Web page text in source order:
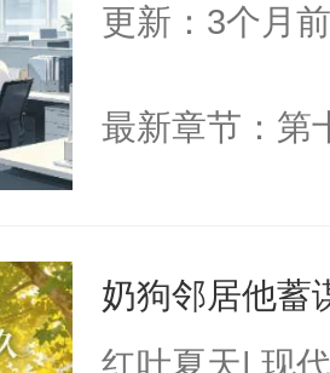
更新：3个月前
最新章节：第
奶狗邻居他蓄
红叶夏天| 现